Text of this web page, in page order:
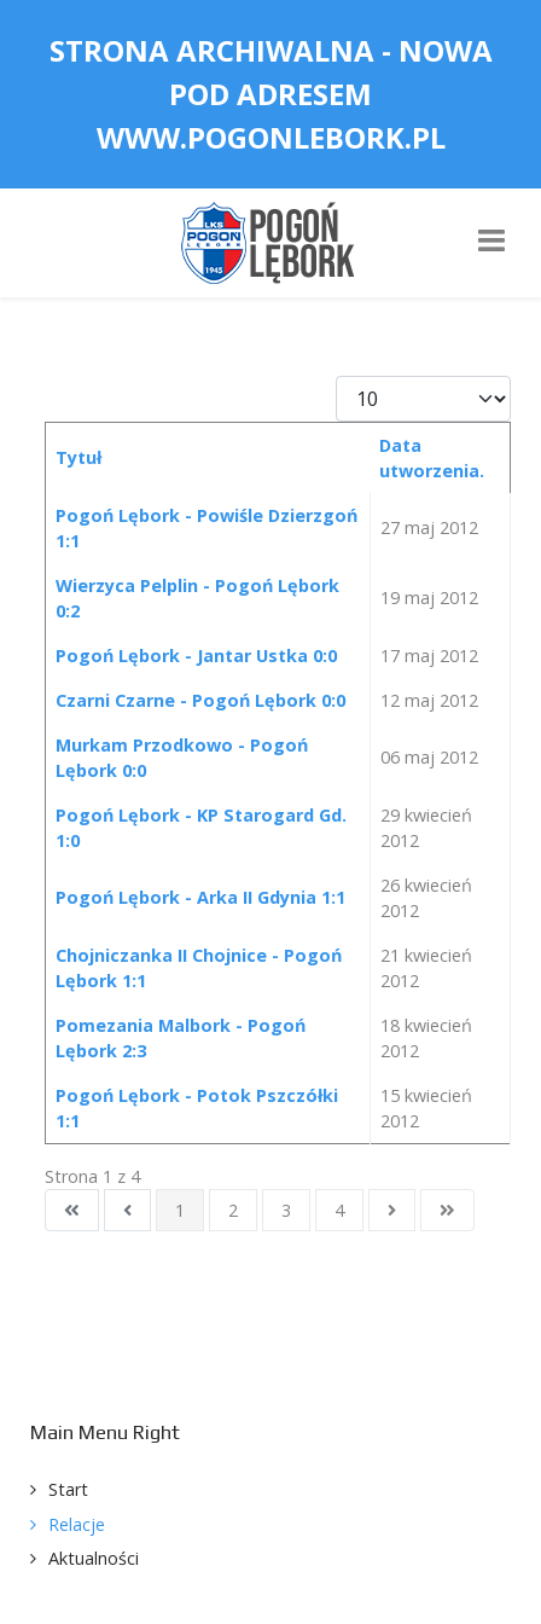
STRONA ARCHIWALNA - NOWA
POD ADRESEM
WWW.POGONLEBORK.PL
Pokaż #
Spis artykułów
Tytuł
Data
utworzenia.
Pogoń Lębork - Powiśle Dzierzgoń
1:1
27 maj 2012
Wierzyca Pelplin - Pogoń Lębork
0:2
19 maj 2012
Pogoń Lębork - Jantar Ustka 0:0
17 maj 2012
Czarni Czarne - Pogoń Lębork 0:0
12 maj 2012
Murkam Przodkowo - Pogoń
Lębork 0:0
06 maj 2012
Pogoń Lębork - KP Starogard Gd.
1:0
29 kwiecień
2012
Pogoń Lębork - Arka II Gdynia 1:1
26 kwiecień
2012
Chojniczanka II Chojnice - Pogoń
Lębork 1:1
21 kwiecień
2012
Pomezania Malbork - Pogoń
Lębork 2:3
18 kwiecień
2012
Pogoń Lębork - Potok Pszczółki
1:1
15 kwiecień
2012
Strona 1 z 4
1
2 3 4
Main Menu Right
Start
Relacje
Aktualności